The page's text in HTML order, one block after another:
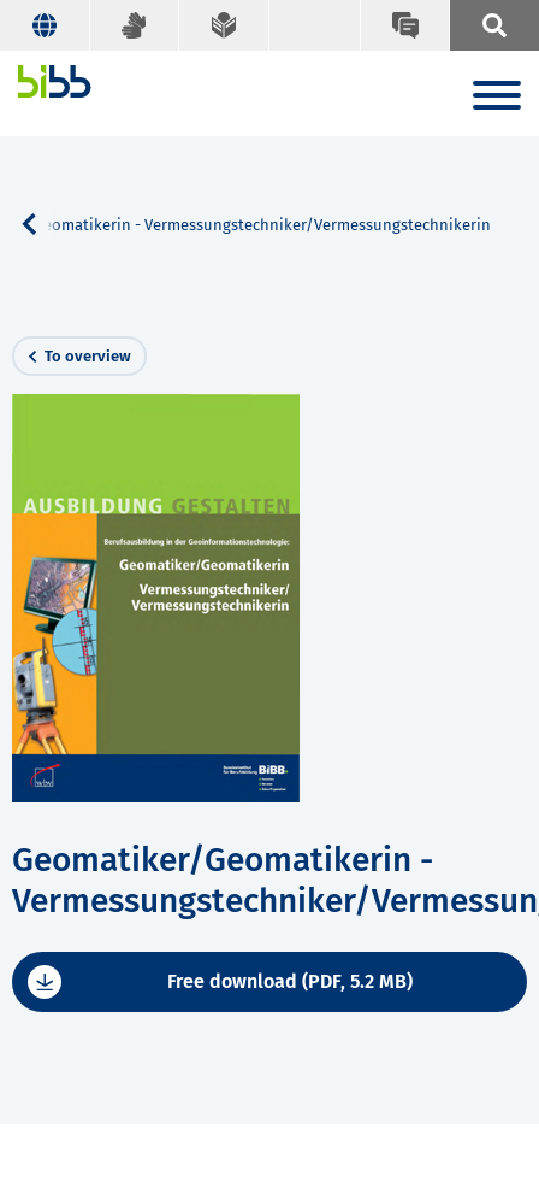
Geomatikerin - Vermessungstechniker/Vermessungstechnikerin
To overview
Geomatiker/Geomatikerin -
Vermessungstechniker/
Free download (PDF, 5.2 MB)